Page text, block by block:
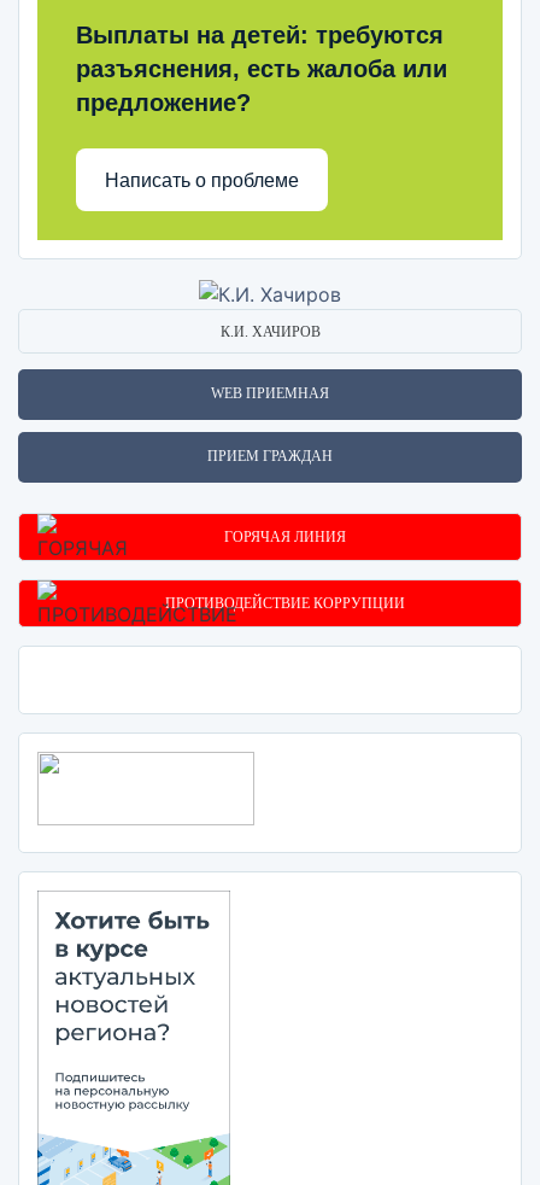
Выплаты на детей: требуются
разъяснения, есть жалоба или
предложение?
Написать о проблеме
К.И. ХАЧИРОВ
WEB ПРИЕМНАЯ
ПРИЕМ ГРАЖДАН
ГОРЯЧАЯ ЛИНИЯ
ПРОТИВОДЕЙСТВИЕ КОРРУПЦИИ